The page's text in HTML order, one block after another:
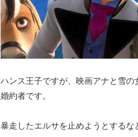
ハンス王子ですが、映画アナと雪
婚約者です。
暴走したエルサを止めようとするな